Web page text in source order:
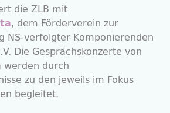
die ZLB mit
, dem Förderverein zur
NS-verfolgter Komponierenden
Die Gesprächskonzerte von
durch
zu den jeweils im Fokus
begleitet.